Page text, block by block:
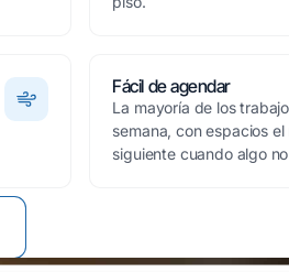
Fácil de agendar
La mayoría de los
semana, con espacios
siguiente cuando algo